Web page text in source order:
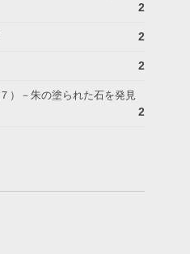
2
2
2
）－朱の塗られた石を発見
2